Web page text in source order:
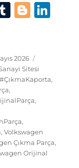
T
bl
r
B
g
er d
2026
Sitesi
#ÇıkmaKaporta,
,
,
,
,Volkswagen
Çıkma Parça,
Orijinal